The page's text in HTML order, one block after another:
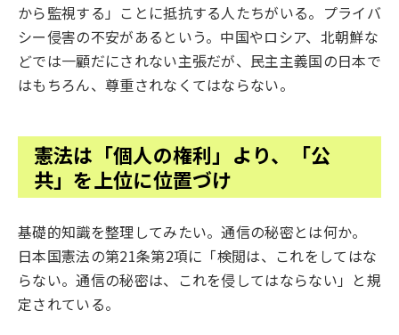
から監視する」ことに抵抗する人たちがいる。プライバ
シー侵害の不安があるという。中国やロシア、北朝鮮な
どでは一顧だにされない主張だが、民主主義国の日本で
はもちろん、尊重されなくてはならない。
憲法は「個人の権利」より、「公
共」を上位に位置づけ
基礎的知識を整理してみたい。通信の秘密とは何か。
日本国憲法の第21条第2項に「検閲は、これをしてはな
らない。通信の秘密は、これを侵してはならない」と規
定されている。